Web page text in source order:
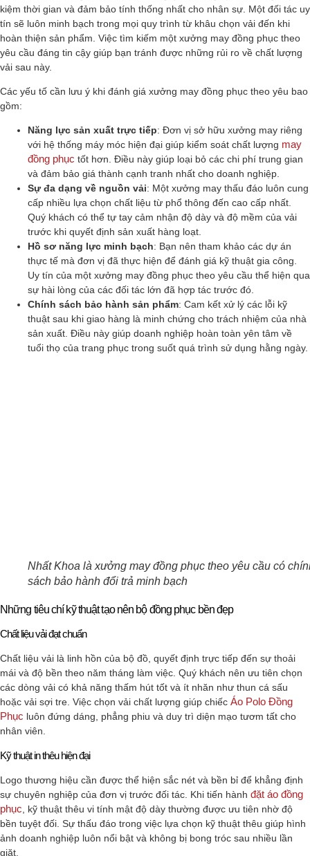
kiệm thời gian và đảm bảo tính thống nhất cho nhân sự. Một đối tác uy
tín sẽ luôn minh bạch trong mọi quy trình từ khâu chọn vải đến khi
hoàn thiện sản phẩm. Việc tìm kiếm một xưởng may đồng phục theo
yêu cầu đáng tin cậy giúp bạn tránh được những rủi ro về chất lượng
vải sau này.
Các yếu tố cần lưu ý khi đánh giá xưởng may đồng phục theo yêu bao
gồm:
Năng lực sản xuất trực tiếp: Đơn vị sở hữu xưởng may riêng
với hệ thống máy móc hiện đại giúp kiểm soát chất lượng may
đồng phục tốt hơn. Điều này giúp loại bỏ các chi phí trung gian
và đảm bảo giá thành cạnh tranh nhất cho doanh nghiệp.
Sự đa dạng về nguồn vải: Một xưởng may thấu đáo luôn cung
cấp nhiều lựa chọn chất liệu từ phổ thông đến cao cấp nhất.
Quý khách có thể tự tay cảm nhận độ dày và độ mềm của vải
trước khi quyết định sản xuất hàng loạt.
Hồ sơ năng lực minh bạch: Bạn nên tham khảo các dự án
thực tế mà đơn vị đã thực hiện để đánh giá kỹ thuật gia công.
Uy tín của một xưởng may đồng phục theo yêu cầu thể hiện qua
sự hài lòng của các đối tác lớn đã hợp tác trước đó.
Chính sách bảo hành sản phẩm: Cam kết xử lý các lỗi kỹ
thuật sau khi giao hàng là minh chứng cho trách nhiệm của nhà
sản xuất. Điều này giúp doanh nghiệp hoàn toàn yên tâm về
tuổi thọ của trang phục trong suốt quá trình sử dụng hằng ngày.
Nhất Khoa là xưởng may đồng phục theo yêu cầu có
sách bảo hành đổi trả minh bạch
Những tiêu chí kỹ thuật tạo nên bộ đồng phục bền đẹp
Chất liệu vải đạt chuẩn
Chất liệu vải là linh hồn của bộ đồ, quyết định trực tiếp đến sự thoải
mái và độ bền theo năm tháng làm việc. Quý khách nên ưu tiên chọn
các dòng vải có khả năng thấm hút tốt và ít nhăn như thun cá sấu
hoặc vải sợi tre. Việc chọn vải chất lượng giúp chiếc Áo Polo Đồng
Phục luôn đứng dáng, phẳng phiu và duy trì diện mạo tươm tất cho
nhân viên.
Kỹ thuật in thêu hiện đại
Logo thương hiệu cần được thể hiện sắc nét và bền bỉ để khẳng định
sự chuyên nghiệp của đơn vị trước đối tác. Khi tiến hành đặt áo đồng
phục , kỹ thuật thêu vi tính mật độ dày thường được ưu tiên nhờ độ
bền tuyệt đối. Sự thấu đáo trong việc lựa chọn kỹ thuật thêu giúp hình
ảnh doanh nghiệp luôn nổi bật và không bị bong tróc sau nhiều lần
giặt.